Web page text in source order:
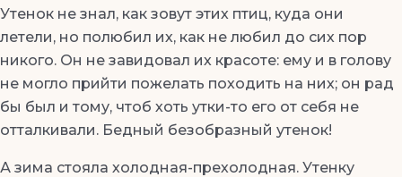
Утенок не знал, как зовут этих птиц, куда они
летели, но полюбил их, как не любил до сих пор
никого. Он не завидовал их красоте: ему и в голову
не могло прийти пожелать походить на них; он рад
бы был и тому, чтоб хоть утки-то его от себя не
отталкивали. Бедный безобразный утенок!
А зима стояла холодная-прехолодная. Утенку